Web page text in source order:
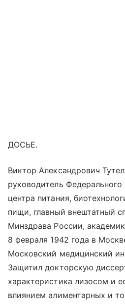
ДОСЬЕ.
Виктор Александрович
руководитель Федерального
центра питания,
пищи, главный внештатный
Минздрава России,
8 февраля 1942 года в
Московский медицинский
Защитил докторскую
характеристика лизосом и
влиянием алиментарных и